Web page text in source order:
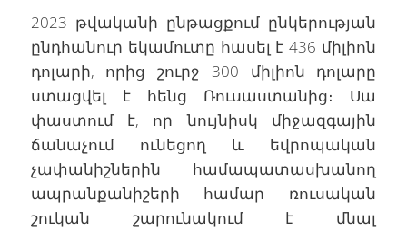
2023 թվականի ընթացքում ընկերության
ընդհանուր եկամուտը հասել է 436 միլիոն
դոլարի, որից շուրջ 300 միլիոն դոլարը
ստացվել է հենց Ռուսաստանից։ Սա
փաստում է, որ նույնիսկ միջազգային
ճանաչում ունեցող և եվրոպական
չափանիշներին համապատասխանող
ապրանքանիշերի համար ռուսական
շուկան շարունակում է մնալ